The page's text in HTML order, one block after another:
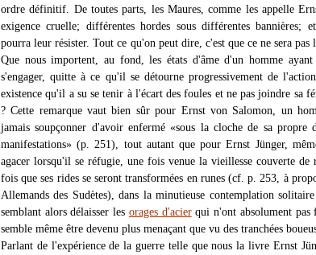
ordre définitif. De toutes parts, les Maures, comme les appelle
exigence cruelle; différentes hordes sous différentes bannières;
pourra leur résister. Tout ce qu'on peut dire, c'est que ce ne sera
Que nous importent, au fond, les états d'âme d'un homme
s'engager, quitte à ce qu'il se détourne progressivement de
existence qu'il a su se tenir à l'écart des foules et ne pas joindre sa
? Cette remarque vaut bien sûr pour Ernst von Salomon, un
jamais soupçonner d'avoir enfermé «sous la cloche de sa propre
manifestations» (p. 251), tout autant que pour Ernst Jünger,
agacer lorsqu'il se réfugie, une fois venue la vieillesse couverte de
fois que ses rides se seront transformées en runes (cf. p. 253, à
Allemands des Sudètes), dans la minutieuse contemplation
semblant alors délaisser les orages d'acierqui n'ont absolument pas
semble même être devenu plus menaçant que vu des tranchées
Parlant de l'expérience de la guerre telle que nous la livre Ernst